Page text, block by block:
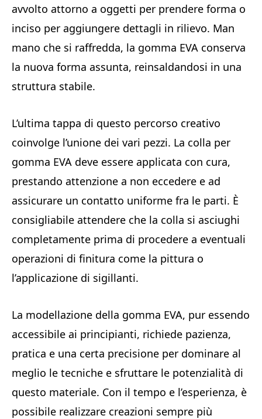
avvolto attorno a oggetti per prendere forma o
inciso per aggiungere dettagli in rilievo. Man
mano che si raffredda, la gomma EVA conserva
la nuova forma assunta, reinsaldandosi in una
struttura stabile.
L’ultima tappa di questo percorso creativo
coinvolge l’unione dei vari pezzi. La colla per
gomma EVA deve essere applicata con cura,
prestando attenzione a non eccedere e ad
assicurare un contatto uniforme fra le parti. È
consigliabile attendere che la colla si asciughi
completamente prima di procedere a eventuali
operazioni di finitura come la pittura o
l’applicazione di sigillanti.
La modellazione della gomma EVA, pur essendo
accessibile ai principianti, richiede pazienza,
pratica e una certa precisione per dominare al
meglio le tecniche e sfruttare le potenzialità di
questo materiale. Con il tempo e l’esperienza, è
possibile realizzare creazioni sempre più